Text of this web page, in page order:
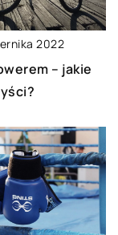
2022
– jakie